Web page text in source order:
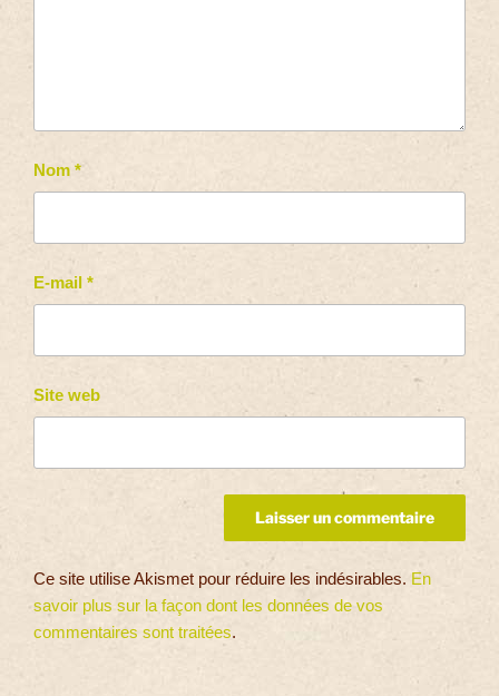
Nom *
E-mail *
Site web
Ce site utilise Akismet pour réduire les indésirables. En
savoir plus sur la façon dont les données de vos
commentaires sont traitées.